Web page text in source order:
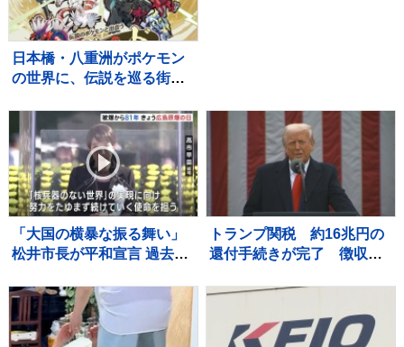
日本橋・八重洲がポケモン
の世界に、伝説を巡る街歩
「大国の横暴な振る舞い」
松井市長が平和宣言 過去最
広島「平和記念式典」 高
市総理「核兵器のない世
界」に向けて力を尽くす
トランプ関税 約16兆円の
還付手続きが完了 徴収総